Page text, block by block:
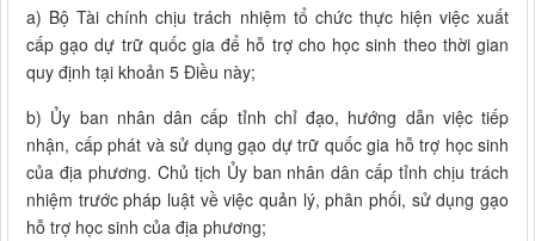
a) Bộ Tài chính chịu trách nhiệm tổ chức thực hiện việc xuất
cấp gạo dự trữ quốc gia để hỗ trợ cho học sinh theo thời gian
quy định tại khoản 5 Điều này;
b) Ủy ban nhân dân cấp tỉnh chỉ đạo, hướng dẫn việc tiếp
nhận, cấp phát và sử dụng gạo dự trữ quốc gia hỗ trợ học sinh
của địa phương. Chủ tịch Ủy ban nhân dân cấp tỉnh chịu trách
nhiệm trước pháp luật về việc quản lý, phân phối, sử dụng gạo
hỗ trợ học sinh của địa phương;